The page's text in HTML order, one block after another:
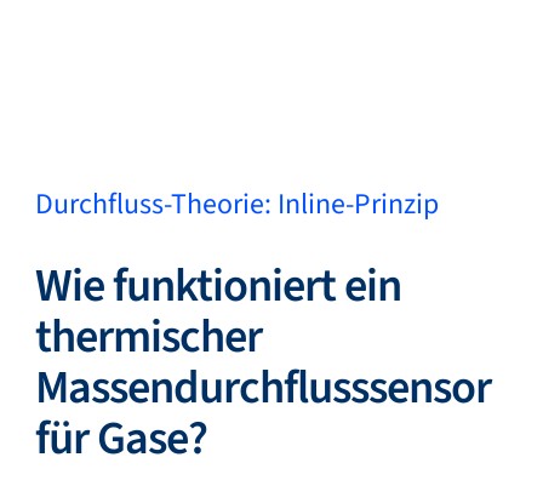
Zurück
Suche... DE
Produkte
Durchfluss-Theorie: Inline-Prinzip
Wie funktioniert ein
thermischer
Massendurchflusssensor
für Gase?